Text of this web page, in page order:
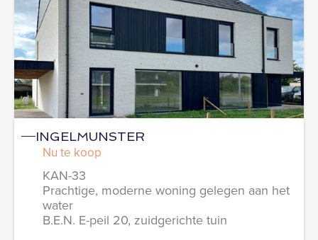
INGELMUNSTER
Nu te koop
KAN-33
Prachtige, moderne woning gelegen aan het
water
B.E.N. E-peil 20, zuidgerichte tuin